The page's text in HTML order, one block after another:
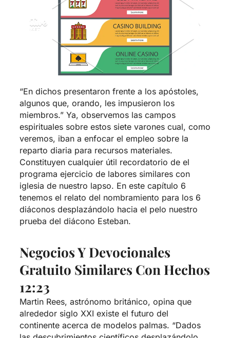
“En dichos presentaron frente a los apóstoles,
algunos que, orando, les impusieron los
miembros.” Ya, observemos las campos
espirituales sobre estos siete varones cual, como
veremos, iban a enfocar el empleo sobre la
reparto diaria para recursos materiales.
Constituyen cualquier útil recordatorio de el
programa ejercicio de labores similares con
iglesia de nuestro lapso. En este capítulo 6
tenemos el relato del nombramiento para los 6
diáconos desplazándolo hacia el pelo nuestro
prueba del diácono Esteban.
Negocios Y Devocionales
Gratuito Similares Con Hechos
12:23
Martin Rees, astrónomo británico, opina que
alrededor siglo XXI existe el futuro del
continente acerca de modelos palmas. “Dados